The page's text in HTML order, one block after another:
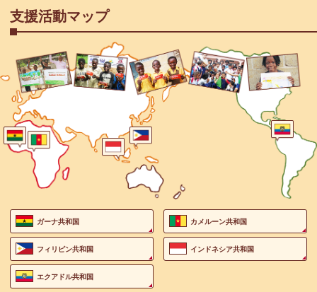
支援活動マップ
ガーナ共和国 カメルーン共和国
フィリピン共和国 インドネシア共和国
エクアドル共和国